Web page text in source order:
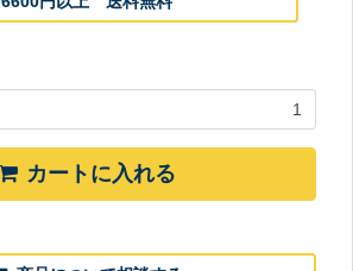
カートに入れる